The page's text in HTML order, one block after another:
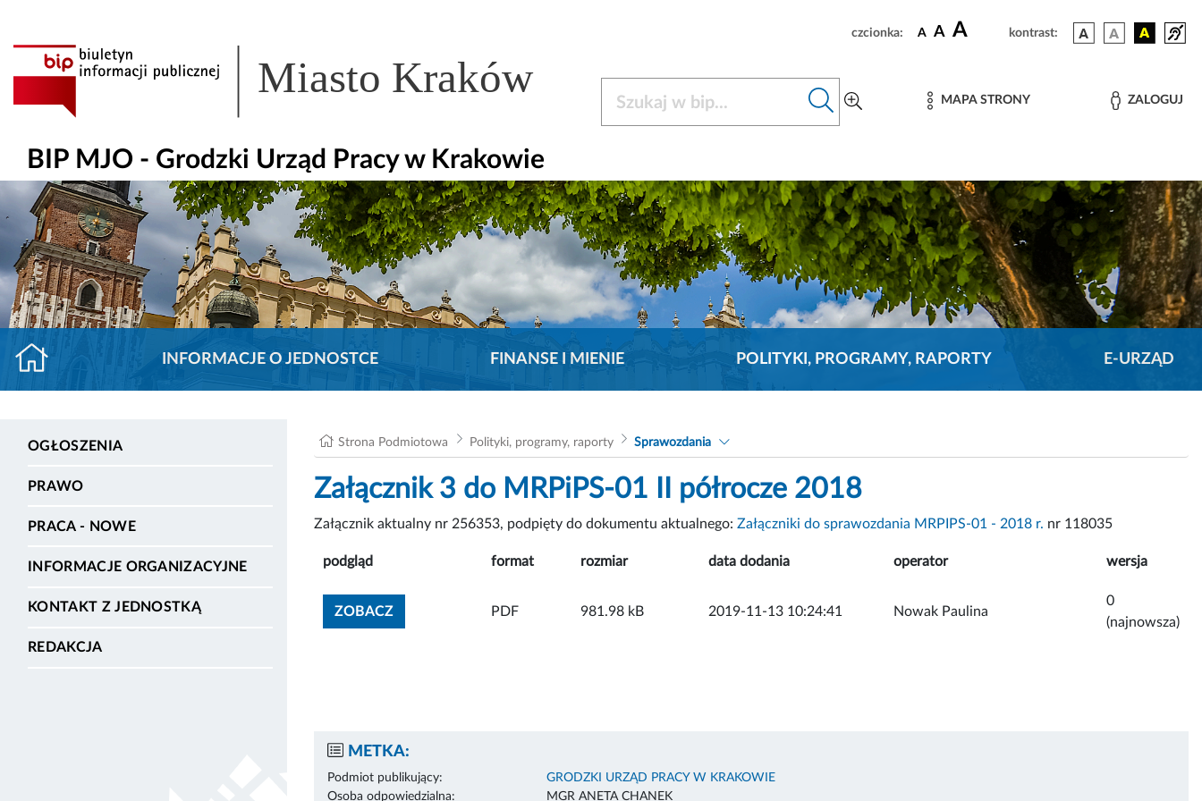
czcionka: A A A kontrast:
Miasto Kraków MAPA STRONY ZALOGUJ
BIP MJO - Grodzki Urząd Pracy w Krakowie
INFORMACJE O JEDNOSTCE FINANSE I MIENIE POLITYKI, PROGRAMY, RAPORTY E-URZĄD
OGŁOSZENIA
PRAWO
PRACA - NOWE
INFORMACJE ORGANIZACYJNE
KONTAKT Z JEDNOSTKĄ
REDAKCJA
Strona Podmiotowa Polityki, programy, raporty Sprawozdania
Załącznik 3 do MRPiPS-01 II półrocze 2018
Załącznik aktualny nr 256353, podpięty do dokumentu aktualnego: Załączniki do sprawozdania MRPIPS-01 - 2018 r. nr 118035
podgląd format rozmiar data dodania operator wersja
ZOBACZZOBACZ ZAŁĄCZNIK
PDF 981.98 kB 2019-11-13 10:24:41 Nowak Paulina
0
(najnowsza)
METKA:
Podmiot publikujący:
GRODZKI URZĄD PRACY W KRAKOWIE
Osoba odpowiedzialna:
MGR ANETA CHANEK